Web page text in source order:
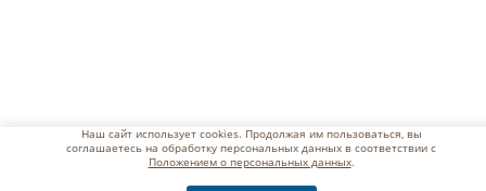
Наш сайт использует cookies. Продолжая им пользоваться, вы
соглашаетесь на обработку персональных данных в соответствии с
Положением о персональных данных.